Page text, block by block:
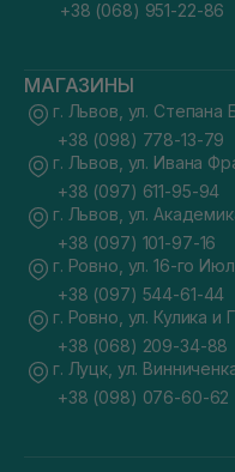
+38 (068) 951-22-86
МАГАЗИНЫ
г. Львов, ул. Степана
+38 (098) 778-13-79
г. Львов, ул. Ивана
+38 (097) 611-95-94
г. Львов, ул.
+38 (097) 101-97-16
г. Ровно, ул. 16-го
+38 (097) 544-61-44
г. Ровно, ул. Кулика
+38 (068) 209-34-88
г. Луцк, ул.
+38 (098) 076-60-62